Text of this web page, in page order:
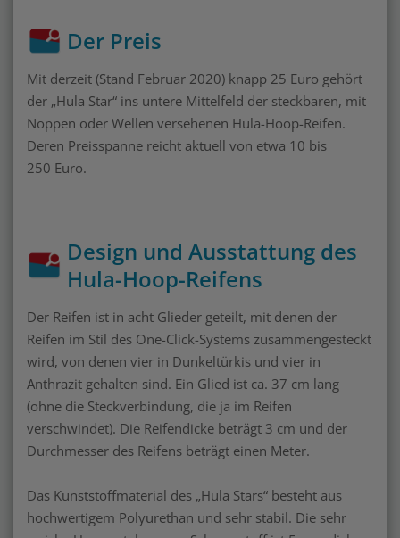
Der Preis
Mit derzeit (Stand Februar 2020) knapp 25 Euro gehört
der „Hula Star“ ins untere Mittelfeld der steckbaren, mit
Noppen oder Wellen versehenen Hula-Hoop-Reifen.
Deren Preisspanne reicht aktuell von etwa 10 bis
250 Euro.
Design und Ausstattung des
Hula-Hoop-Reifens
Der Reifen ist in acht Glieder geteilt, mit denen der
Reifen im Stil des One-Click-Systems zusammengesteckt
wird, von denen vier in Dunkeltürkis und vier in
Anthrazit gehalten sind. Ein Glied ist ca. 37 cm lang
(ohne die Steckverbindung, die ja im Reifen
verschwindet). Die Reifendicke beträgt 3 cm und der
Durchmesser des Reifens beträgt einen Meter.
Das Kunststoffmaterial des „Hula Stars“ besteht aus
hochwertigem Polyurethan und sehr stabil. Die sehr